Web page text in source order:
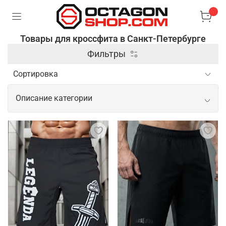
Товары для кроссфита в Санкт-Петербурге
Фильтры
Описание категории
Профессиональные товары для
кроссфита
Кроссфит требует применения разнообразного
спортивного инвентаря, так как тренировки
включают элементы силовой, кардио нагрузки и
гимнастики. Чтобы занятия были комфортными и
продуктивными, необходимо подобрать
подходящую одежду для спорта, а также не